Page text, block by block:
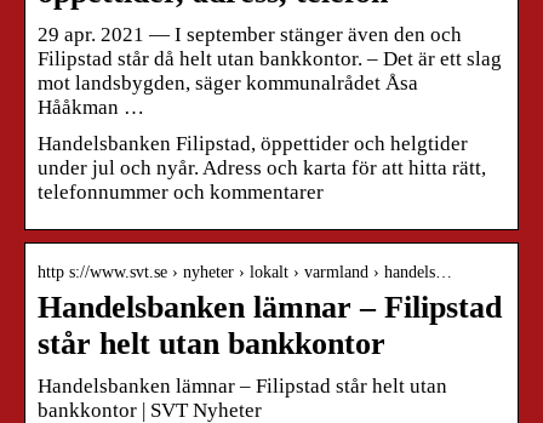
29 apr. 2021 — I september stänger även den och
Filipstad står då helt utan bankkontor. – Det är ett slag
mot landsbygden, säger kommunalrådet Åsa
Hååkman …
Handelsbanken Filipstad, öppettider och helgtider
under jul och nyår. Adress och karta för att hitta rätt,
telefonnummer och kommentarer
http s://www.svt.se › nyheter › lokalt › varmland › handels…
Handelsbanken lämnar – Filipstad
står helt utan bankkontor
Handelsbanken lämnar – Filipstad står helt utan
bankkontor | SVT Nyheter